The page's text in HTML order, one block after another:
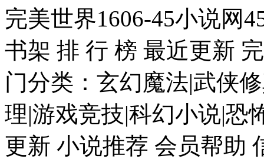
完美世界1606-45小说网
书架 排 行 榜 最近更新
门分类：玄幻魔法|武侠
理|游戏竞技|科幻小说|恐
更新 小说推荐 会员帮助